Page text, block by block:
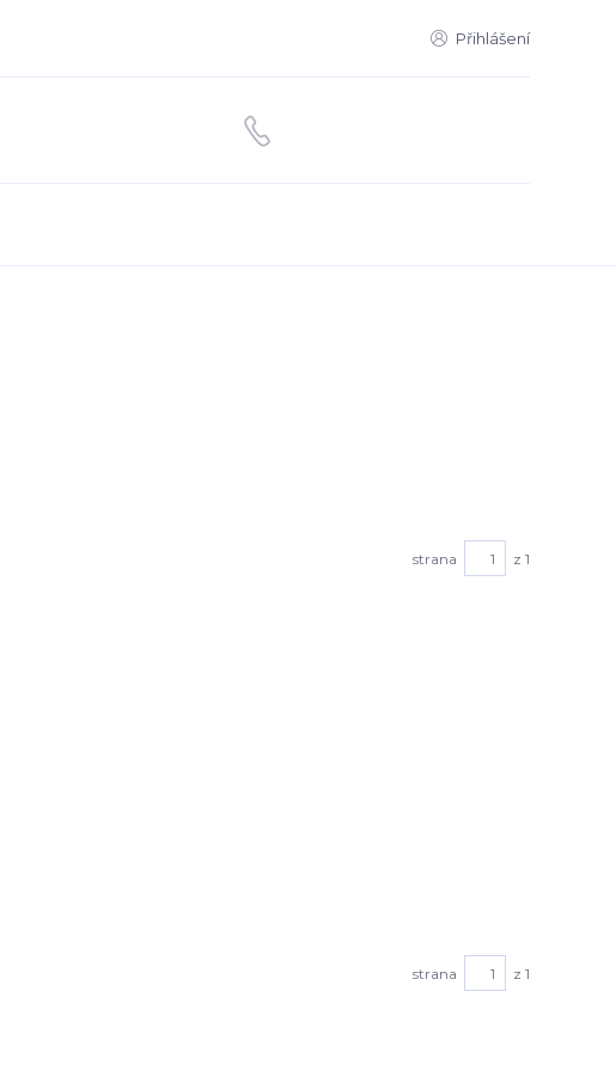
Přihlášení
strana z 1
strana z 1